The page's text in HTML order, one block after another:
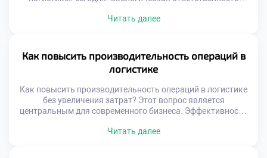
цепями поставок. Зеленая логистика перестала быть
влияют на состояние окружающей среды. Специалист
обязан учитывать экологические факторы при
планировании работы. Регуляторное давление и запрос
общества меняют правила игры. Компании […]
Читать далее
Как повысить производительность операций в
логистике
Как повысить производительность операций в логистике
без увеличения затрат? Этот вопрос является
центральным для современного бизнеса. Эффективность
компании на рынке. Рост объемов не должен вести к
Читать далее